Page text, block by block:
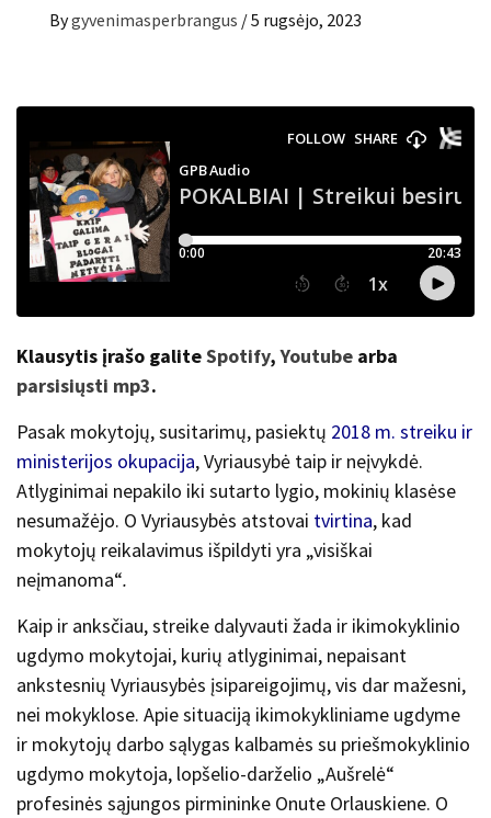
Bygyvenimasperbrangus /5 rugsėjo, 2023
Klausytis įrašo galiteSpotify,Youtube arba
parsisiųsti mp3.
Pasak mokytojų, susitarimų, pasiektų 2018 m. streiku ir
ministerijos okupacija, Vyriausybė taip ir neįvykdė.
Atlyginimai nepakilo iki sutarto lygio, mokinių klasėse
nesumažėjo. O Vyriausybės atstovai tvirtina, kad
mokytojų reikalavimus išpildyti yra „visiškai
neįmanoma“.
Kaip ir anksčiau, streike dalyvauti žada ir ikimokyklinio
ugdymo mokytojai, kurių atlyginimai, nepaisant
ankstesnių Vyriausybės įsipareigojimų, vis dar mažesni,
nei mokyklose. Apie situaciją ikimokykliniame ugdyme
ir mokytojų darbo sąlygas kalbamės su priešmokyklinio
ugdymo mokytoja, lopšelio-darželio „Aušrelė“
profesinės sąjungos pirmininke Onute Orlauskiene. O